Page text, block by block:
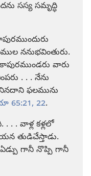
సస్య సమృద్ధి
ననుభవింతురు.
వారు
. . . నేను
ఫలమును
22.
. . వాళ్ల కళ్లలో
తుడిచేస్తాడు.
గానీ నొప్పి గానీ